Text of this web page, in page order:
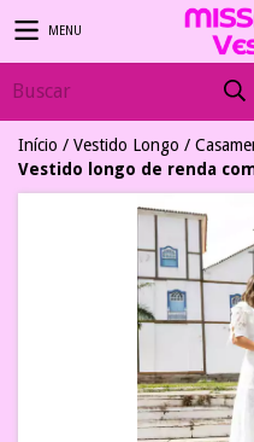
MENU
Início / Vestido Longo /
Vestido longo de renda